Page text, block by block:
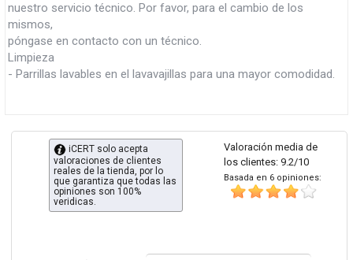
nuestro servicio técnico. Por favor, para el cambio de los
mismos,
póngase en contacto con un técnico.
Limpieza
- Parrillas lavables en el lavavajillas para una mayor comodidad.
Valoración media de
los clientes: 9.2/10
Basada en 6 opiniones:
iCERT solo acepta
valoraciones de clientes
reales de la tienda, por lo
que garantiza que todas las
opiniones son 100%
veridicas.